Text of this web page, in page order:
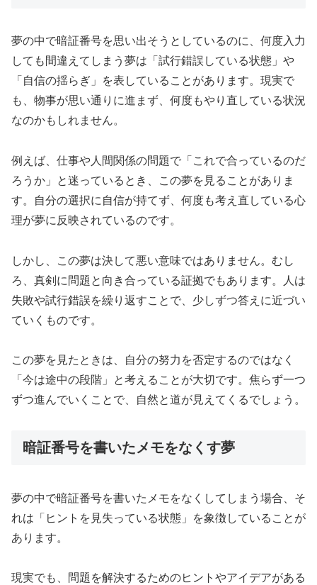
夢の中で暗証番号を思い出そうとしているのに、何度入力
しても間違えてしまう夢は「試行錯誤している状態」や
「自信の揺らぎ」を表していることがあります。現実で
も、物事が思い通りに進まず、何度もやり直している状況
なのかもしれません。
例えば、仕事や人間関係の問題で「これで合っているのだ
ろうか」と迷っているとき、この夢を見ることがありま
す。自分の選択に自信が持てず、何度も考え直している心
理が夢に反映されているのです。
しかし、この夢は決して悪い意味ではありません。むし
ろ、真剣に問題と向き合っている証拠でもあります。人は
失敗や試行錯誤を繰り返すことで、少しずつ答えに近づい
ていくものです。
この夢を見たときは、自分の努力を否定するのではなく
「今は途中の段階」と考えることが大切です。焦らず一つ
ずつ進んでいくことで、自然と道が見えてくるでしょう。
暗証番号を書いたメモをなくす夢
夢の中で暗証番号を書いたメモをなくしてしまう場合、そ
れは「ヒントを見失っている状態」を象徴していることが
あります。
現実でも、問題を解決するためのヒントやアイデアがある